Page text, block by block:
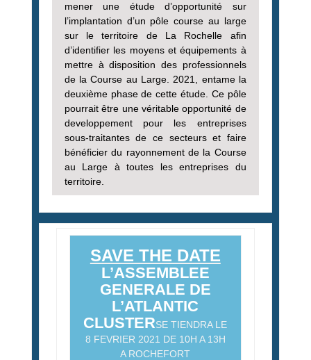
mener une étude d’opportunité sur
l’implantation d’un pôle course au large
sur le territoire de La Rochelle afin
d’identifier les moyens et équipements à
mettre à disposition des professionnels
de la Course au Large. 2021, entame la
deuxième phase de cette étude. Ce pôle
pourrait être une véritable opportunité de
developpement pour les entreprises
sous-traitantes de ce secteurs et faire
bénéficier du rayonnement de la Course
au Large à toutes les entreprises du
territoire.
SAVE THE DATE
L’ASSEMBLEE
GENERALE DE
L’ATLANTIC
CLUSTERSE TIENDRA LE
8 FEVRIER 2021 DE 10H A 13H
A ROCHEFORT